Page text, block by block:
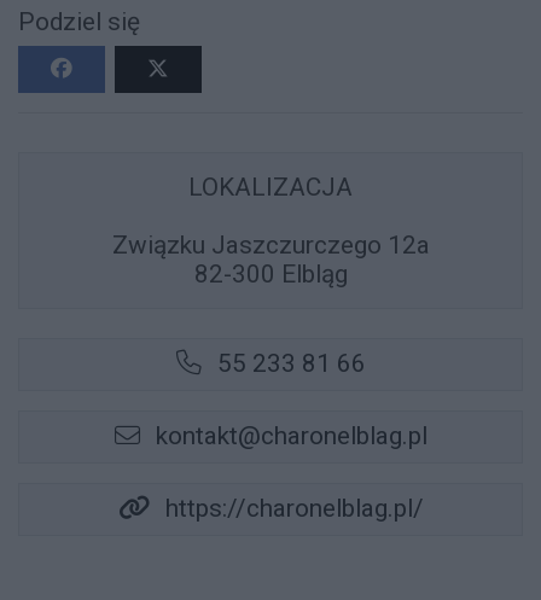
Podziel się
LOKALIZACJA
Związku Jaszczurczego 12a
82-300 Elbląg
55 233 81 66
kontakt@charonelblag.pl
https://charonelblag.pl/